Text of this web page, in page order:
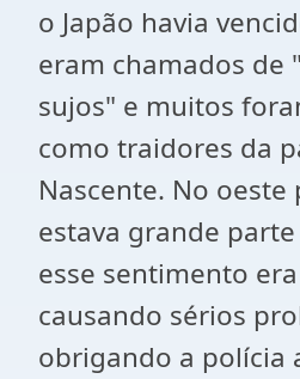
o Japão havia
eram chamados de
sujos" e muitos
como traidores da
Nascente. No
estava grande
esse sentimento
causando sérios
obrigando a polícia